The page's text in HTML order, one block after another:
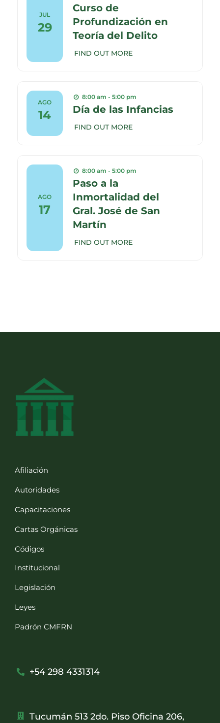
JUL
29
Curso de
Profundización en
Teoría del Delito
FIND OUT MORE
AGO
14
8:00 am - 5:00 pm
Día de las Infancias
FIND OUT MORE
AGO
17
8:00 am - 5:00 pm
Paso a la
Inmortalidad del
Gral. José de San
Martín
FIND OUT MORE
Afiliación
Autoridades
Capacitaciones
Cartas Orgánicas
Códigos
Institucional
Legislación
Leyes
Padrón CMFRN
+54 298 4331314
Tucumán 513 2do. Piso Oficina 206,